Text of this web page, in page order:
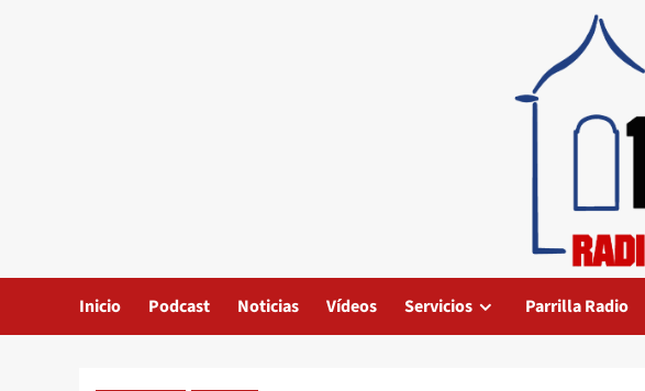
Inicio Podcast Noticias Vídeos Servicios Parrilla Radio